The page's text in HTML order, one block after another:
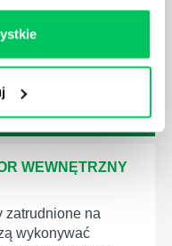
zasad, których
jakości
WEWNĘTRZNY
zatrudnione na
wykonywać